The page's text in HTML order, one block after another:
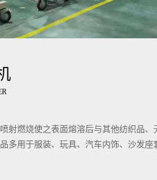
射燃烧使之表面熔溶后与其他纺织品、
多用于服装、玩具、汽车内饰、沙发座